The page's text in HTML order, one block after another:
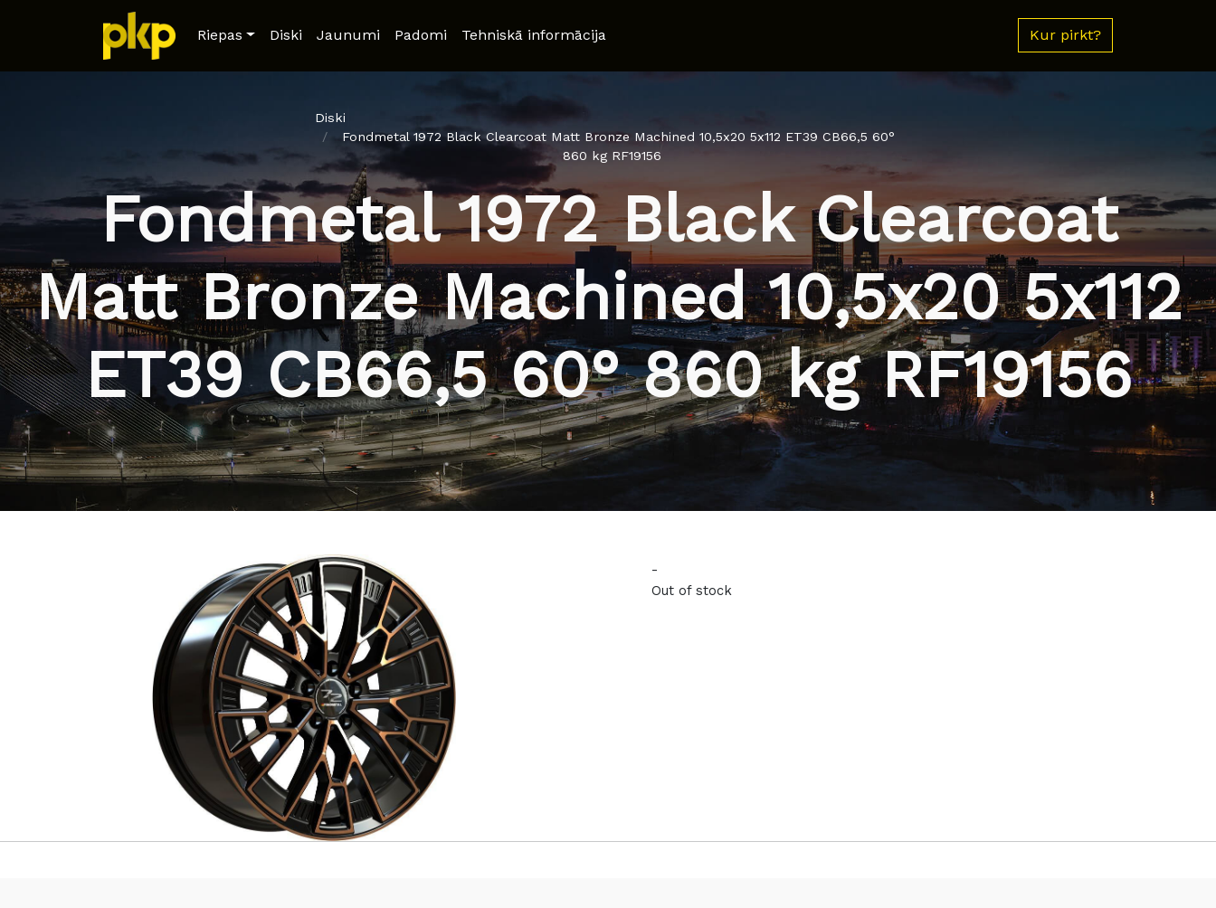
Riepas Diski Jaunumi Padomi Tehniskā informācija Kur pirkt?
Diski
Fondmetal 1972 Black Clearcoat Matt Bronze Machined 10,5x20 5x112 ET39 CB66,5 60°
860 kg RF19156
Fondmetal 1972 Black Clearcoat
Matt Bronze Machined 10,5x20 5x112
ET39 CB66,5 60° 860 kg RF19156
-
Out of stock